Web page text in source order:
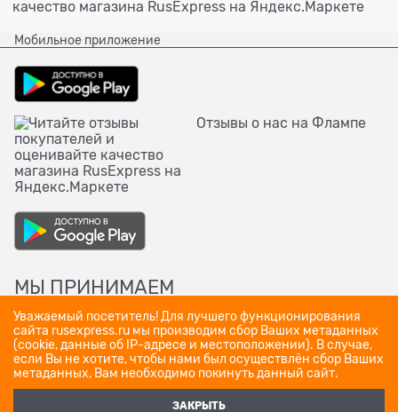
Мобильное приложение
Отзывы о нас на Флампе
МЫ ПРИНИМАЕМ
Уважаемый посетитель! Для лучшего функционирования
сайта rusexpress.ru мы производим сбор Ваших метаданных
(cookie, данные об IP-адресе и местоположении). В случае,
если Вы не хотите, чтобы нами был осуществлён сбор Ваших
метаданных, Вам необходимо покинуть данный сайт.
ЗАКРЫТЬ